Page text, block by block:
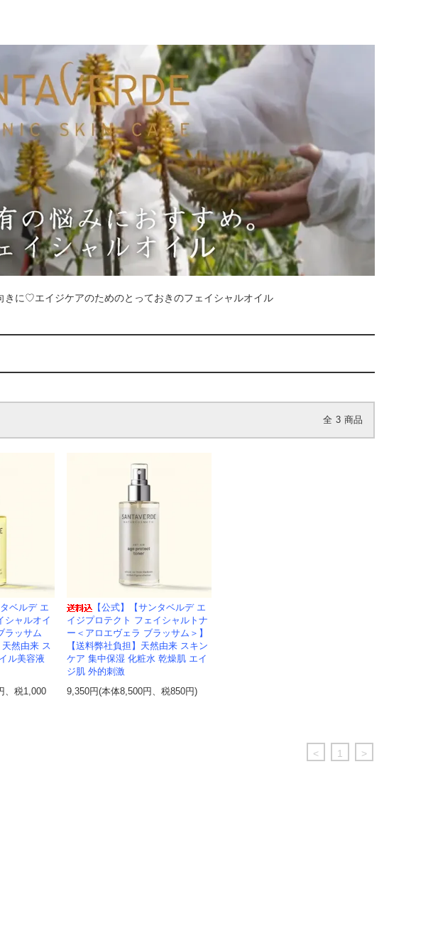
きに♡エイジケアのためのとっておきのフェイシャルオイル
全 3 商品
ベルデ エ
シャルオイ
ラッサム
天然由来 ス
ル美容液
、税1,000
【公式】【サンタベルデ エ
イジプロテクト フェイシャルトナ
ー＜アロエヴェラ ブラッサム＞】
【送料弊社負担】天然由来 スキン
ケア 集中保湿 化粧水 乾燥肌 エイ
ジ肌 外的刺激
9,350円(本体8,500円、税850円)
< 1 >